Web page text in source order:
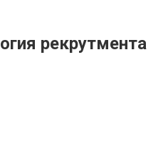
рекрутмента